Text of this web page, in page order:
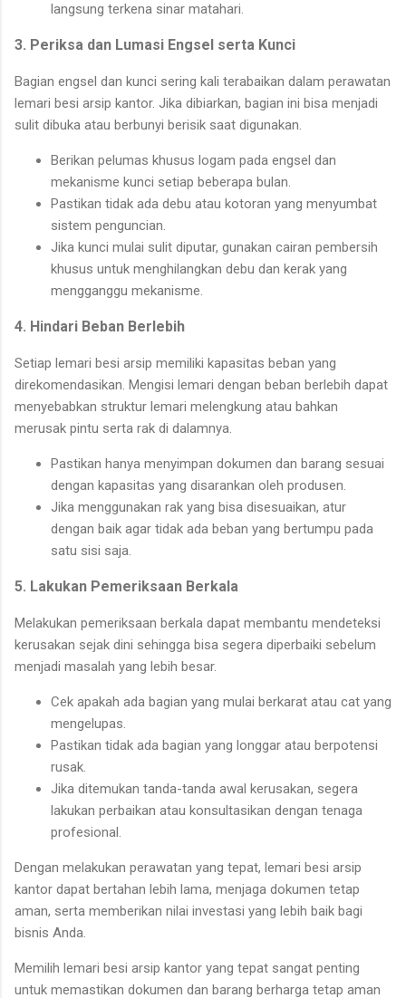
langsung terkena sinar matahari.
3. Periksa dan Lumasi Engsel serta Kunci
Bagian engsel dan kunci sering kali terabaikan dalam perawatan
lemari besi arsip kantor. Jika dibiarkan, bagian ini bisa menjadi
sulit dibuka atau berbunyi berisik saat digunakan.
Berikan pelumas khusus logam pada engsel dan
mekanisme kunci setiap beberapa bulan.
Pastikan tidak ada debu atau kotoran yang menyumbat
sistem penguncian.
Jika kunci mulai sulit diputar, gunakan cairan pembersih
khusus untuk menghilangkan debu dan kerak yang
mengganggu mekanisme.
4. Hindari Beban Berlebih
Setiap lemari besi arsip memiliki kapasitas beban yang
direkomendasikan. Mengisi lemari dengan beban berlebih dapat
menyebabkan struktur lemari melengkung atau bahkan
merusak pintu serta rak di dalamnya.
Pastikan hanya menyimpan dokumen dan barang sesuai
dengan kapasitas yang disarankan oleh produsen.
Jika menggunakan rak yang bisa disesuaikan, atur
dengan baik agar tidak ada beban yang bertumpu pada
satu sisi saja.
5. Lakukan Pemeriksaan Berkala
Melakukan pemeriksaan berkala dapat membantu mendeteksi
kerusakan sejak dini sehingga bisa segera diperbaiki sebelum
menjadi masalah yang lebih besar.
Cek apakah ada bagian yang mulai berkarat atau cat yang
mengelupas.
Pastikan tidak ada bagian yang longgar atau berpotensi
rusak.
Jika ditemukan tanda-tanda awal kerusakan, segera
lakukan perbaikan atau konsultasikan dengan tenaga
profesional.
Dengan melakukan perawatan yang tepat, lemari besi arsip
kantor dapat bertahan lebih lama, menjaga dokumen tetap
aman, serta memberikan nilai investasi yang lebih baik bagi
bisnis Anda.
Memilih lemari besi arsip kantor yang tepat sangat penting
untuk memastikan dokumen dan barang berharga tetap aman